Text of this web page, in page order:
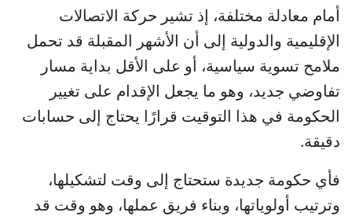
أمام معادلة مختلفة، إذ تشير حركة الاتصالات
الإقليمية والدولية إلى أن الأشهر المقبلة قد تحمل
ملامح تسوية سياسية، أو على الأقل بداية مسار
تفاوضي جديد، وهو ما يجعل الإقدام على تغيير
الحكومة في هذا التوقيت قرارًا يحتاج إلى حسابات
دقيقة.
فأي حكومة جديدة ستحتاج إلى وقت لتشكيلها،
وترتيب أولوياتها، وبناء فريق عملها، وهو وقت قد